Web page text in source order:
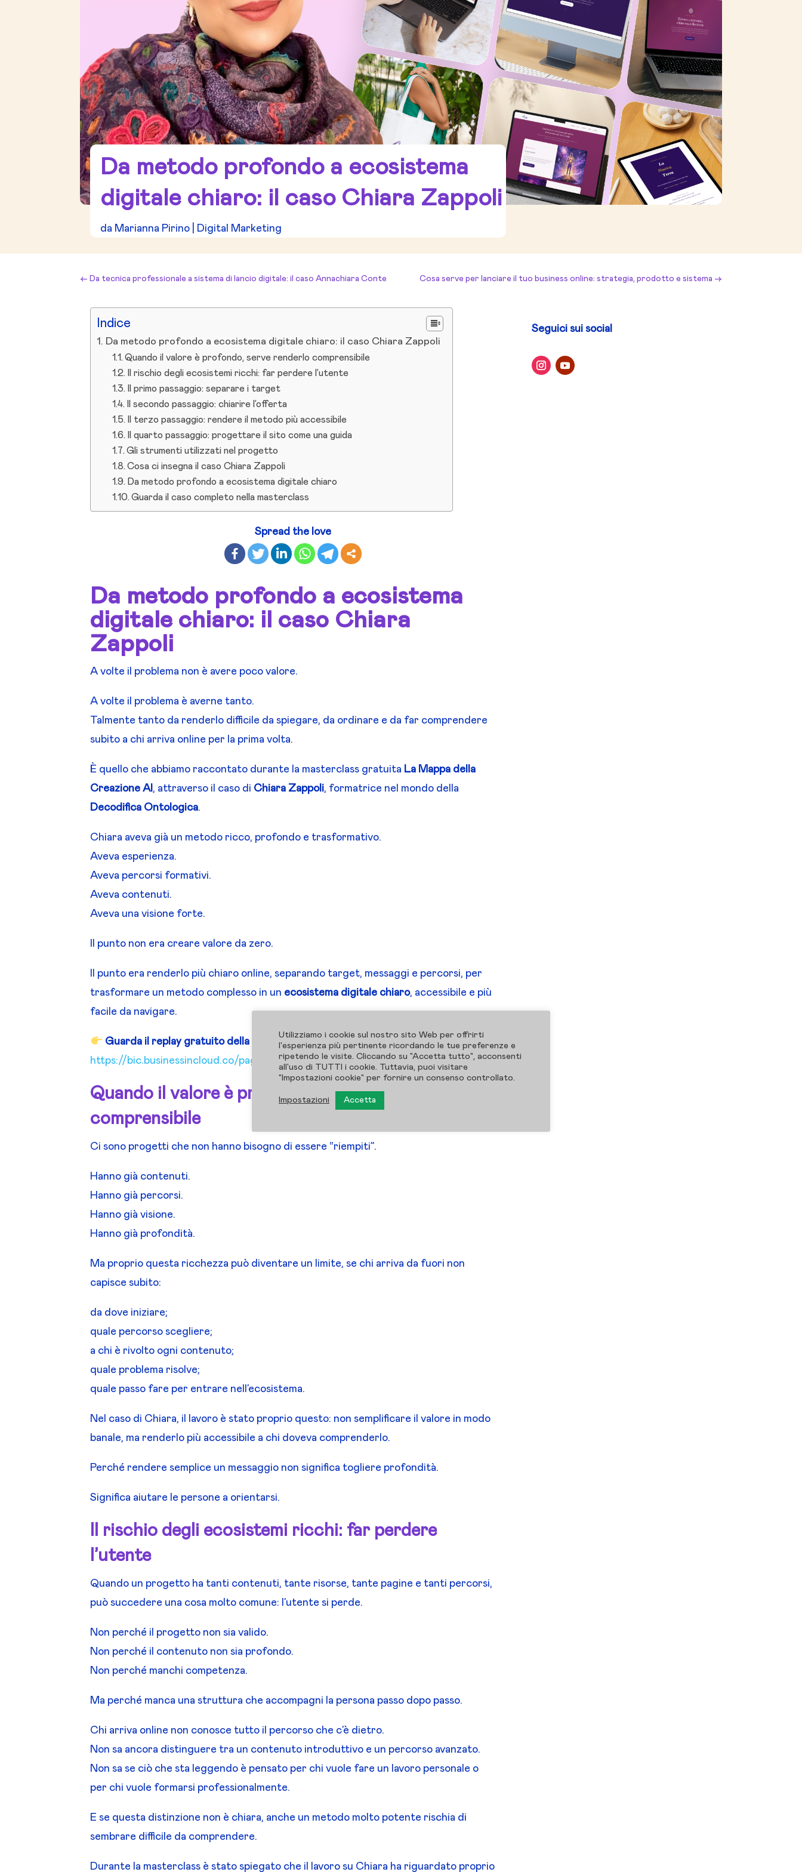
Da metodo profondo a ecosistema
digitale chiaro: il caso Chiara Zappoli
da Marianna Pirino Digital Marketing
← Da tecnica professionale a sistema di lancio digitale: il caso Annachiara Conte Cosa serve per lanciare il tuo business online: strategia, prodotto e sistema →
Indice
Da metodo profondo a ecosistema digitale chiaro: il caso Chiara Zappoli
Quando il valore è profondo, serve renderlo comprensibile
Il rischio degli ecosistemi ricchi: far perdere l’utente
Il primo passaggio: separare i target
Il secondo passaggio: chiarire l’offerta
Il terzo passaggio: rendere il metodo più accessibile
Il quarto passaggio: progettare il sito come una guida
Gli strumenti utilizzati nel progetto
Cosa ci insegna il caso Chiara Zappoli
Da metodo profondo a ecosistema digitale chiaro
Guarda il caso completo nella masterclass
Spread the love
Da metodo profondo a ecosistema
digitale chiaro: il caso Chiara
Zappoli
A volte il problema non è avere poco valore.
A volte il problema è averne tanto.
Talmente tanto da renderlo difficile da spiegare, da ordinare e da far comprendere
subito a chi arriva online per la prima volta.
È quello che abbiamo raccontato durante la masterclass gratuita La Mappa della
Creazione AI , attraverso il caso di Chiara Zappoli, formatrice nel mondo della
Decodifica Ontologica.
Chiara aveva già un metodo ricco, profondo e trasformativo.
Aveva esperienza.
Aveva percorsi formativi.
Aveva contenuti.
Aveva una visione forte.
Il punto non era creare valore da zero.
Il punto era renderlo più chiaro online, separando target, messaggi e percorsi, per
trasformare un metodo complesso in un ecosistema digitale chiaro, accessibile e più
facile da navigare.
Guarda il replay gratuito della masterclass
https://bic.businessincloud.co/pages/la-mappa-della-creazione-ai-masterclass
Quando il valore è profondo, serve renderlo
comprensibile
Ci sono progetti che non hanno bisogno di essere “riempiti”.
Hanno già contenuti.
Hanno già percorsi.
Hanno già visione.
Hanno già profondità.
Ma proprio questa ricchezza può diventare un limite, se chi arriva da fuori non
capisce subito:
da dove iniziare;
quale percorso scegliere;
a chi è rivolto ogni contenuto;
quale problema risolve;
quale passo fare per entrare nell’ecosistema.
Nel caso di Chiara, il lavoro è stato proprio questo: non semplificare il valore in modo
banale, ma renderlo più accessibile a chi doveva comprenderlo.
Perché rendere semplice un messaggio non significa togliere profondità.
Significa aiutare le persone a orientarsi.
Il rischio degli ecosistemi ricchi: far perdere
l’utente
Quando un progetto ha tanti contenuti, tante risorse, tante pagine e tanti percorsi,
può succedere una cosa molto comune: l’utente si perde.
Non perché il progetto non sia valido.
Non perché il contenuto non sia profondo.
Non perché manchi competenza.
Ma perché manca una struttura che accompagni la persona passo dopo passo.
Chi arriva online non conosce tutto il percorso che c’è dietro.
Non sa ancora distinguere tra un contenuto introduttivo e un percorso avanzato.
Non sa se ciò che sta leggendo è pensato per chi vuole fare un lavoro personale o
per chi vuole formarsi professionalmente.
E se questa distinzione non è chiara, anche un metodo molto potente rischia di
sembrare difficile da comprendere.
Durante la masterclass è stato spiegato che il lavoro su Chiara ha riguardato proprio
Seguici sui social
Utilizziamo i cookie sul nostro sito Web per offrirti
l'esperienza più pertinente ricordando le tue preferenze e
ripetendo le visite. Cliccando su "Accetta tutto", acconsenti
all'uso di TUTTI i cookie. Tuttavia, puoi visitare
"Impostazioni cookie" per fornire un consenso controllato.
Impostazioni Accetta